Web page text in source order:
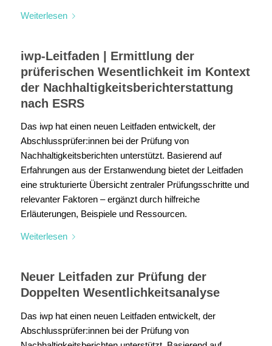
Weiterlesen
iwp-Leitfaden | Ermittlung der
prüferischen Wesentlichkeit im Kontext
der Nachhaltigkeitsberichterstattung
nach ESRS
Das iwp hat einen neuen Leitfaden entwickelt, der
Abschlussprüfer:innen bei der Prüfung von
Nachhaltigkeitsberichten unterstützt. Basierend auf
Erfahrungen aus der Erstanwendung bietet der Leitfaden
eine strukturierte Übersicht zentraler Prüfungsschritte und
relevanter Faktoren – ergänzt durch hilfreiche
Erläuterungen, Beispiele und Ressourcen.
Weiterlesen
Neuer Leitfaden zur Prüfung der
Doppelten Wesentlichkeitsanalyse
Das iwp hat einen neuen Leitfaden entwickelt, der
Abschlussprüfer:innen bei der Prüfung von